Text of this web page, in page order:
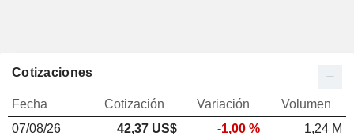
Cotizaciones
Fecha Cotización Variación
Volumen
07/08/26
42,37 US$ -1,00 %
1,24 M